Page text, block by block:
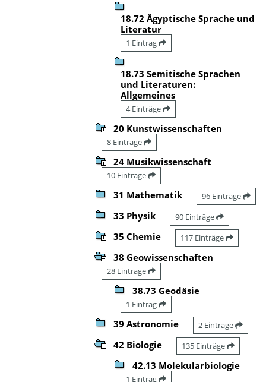
18.72 Ägyptische Sprache und
Literatur
1 Eintrag
18.73 Semitische Sprachen
und Literaturen:
Allgemeines
4 Einträge
20 Kunstwissenschaften
8 Einträge
24 Musikwissenschaft
10 Einträge
31 Mathematik 96 Einträge
33 Physik 90 Einträge
35 Chemie 117 Einträge
38 Geowissenschaften
28 Einträge
38.73 Geodäsie
1 Eintrag
39 Astronomie 2 Einträge
42 Biologie 135 Einträge
42.13 Molekularbiologie
1 Eintrag